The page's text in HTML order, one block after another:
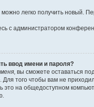
легко получить новый.
с администратором
ввод имени и пароля?
, вы сможете оставаться
Для того чтобы вам не
на общедоступном